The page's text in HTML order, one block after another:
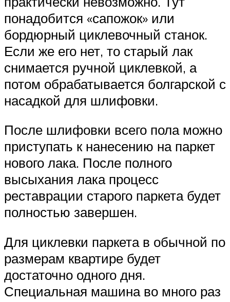
понадобится «сапожок» или
бордюрный циклевочный станок.
Если же его нет, то старый лак
снимается ручной циклевкой, а
потом обрабатывается болгарской с
насадкой для шлифовки.
После шлифовки всего пола можно
приступать к нанесению на паркет
нового лака. После полного
высыхания лака процесс
реставрации старого паркета будет
полностью завершен.
Для циклевки паркета в обычной по
размерам квартире будет
достаточно одного дня.
Специальная машина во много раз